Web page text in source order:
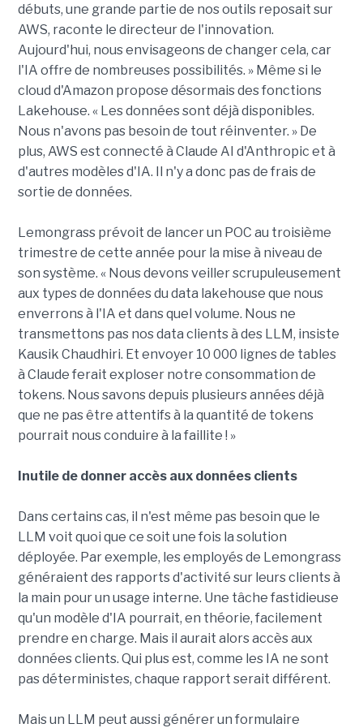
débuts, une grande partie de nos outils reposait sur
AWS, raconte le directeur de l'innovation.
Aujourd'hui, nous envisageons de changer cela, car
l'IA offre de nombreuses possibilités. » Même si le
cloud d'Amazon propose désormais des fonctions
Lakehouse. « Les données sont déjà disponibles.
Nous n'avons pas besoin de tout réinventer. » De
plus, AWS est connecté à Claude AI d'Anthropic et à
d'autres modèles d'IA. Il n'y a donc pas de frais de
sortie de données.
Lemongrass prévoit de lancer un POC au troisième
trimestre de cette année pour la mise à niveau de
son système. « Nous devons veiller scrupuleusement
aux types de données du data lakehouse que nous
enverrons à l'IA et dans quel volume. Nous ne
transmettons pas nos data clients à des LLM, insiste
Kausik Chaudhiri. Et envoyer 10 000 lignes de tables
à Claude ferait exploser notre consommation de
tokens. Nous savons depuis plusieurs années déjà
que ne pas être attentifs à la quantité de tokens
pourrait nous conduire à la faillite ! »
Inutile de donner accès aux données clients
Dans certains cas, il n'est même pas besoin que le
LLM voit quoi que ce soit une fois la solution
déployée. Par exemple, les employés de Lemongrass
généraient des rapports d'activité sur leurs clients à
la main pour un usage interne. Une tâche fastidieuse
qu'un modèle d'IA pourrait, en théorie, facilement
prendre en charge. Mais il aurait alors accès aux
données clients. Qui plus est, comme les IA ne sont
pas déterministes, chaque rapport serait différent.
Mais un LLM peut aussi générer un formulaire